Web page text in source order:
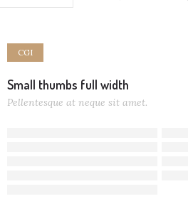
CGI
Small thumbs full width
Pellentesque at neque sit amet.